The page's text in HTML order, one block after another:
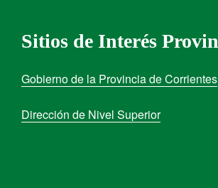
Sitios de Interés
Gobierno de la Provincia de Corrientes
Dirección de Nivel Superior